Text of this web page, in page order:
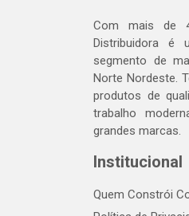
Com mais de
Distribuidora é
segmento de
Norte Nordeste.
produtos de
trabalho
grandes marcas.
Institucional
Quem Constrói